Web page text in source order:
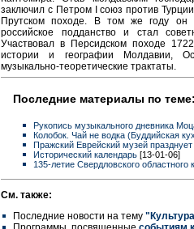
заключил с Петром I союз против
Прутском походе. В том же году
российское подданство и стал
Участвовал в Персидском походе
истории и географии Молдавии,
музыкально-теоретические трактаты.
Последние материалы по теме:
Рукопись музыкального дневника
Колобок. Чай не водка (Буддийская
Пражский Еврейский музей
Исторический календарь [13-01-06]
135-летие Свердловского областного
См. также:
Последние новости на тему